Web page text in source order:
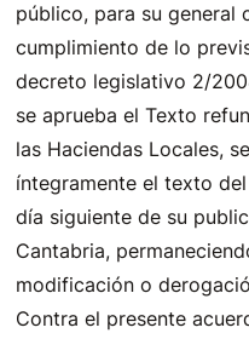
público, para su general
cumplimiento de lo
decreto legislativo 2/
se aprueba el Texto
las Haciendas Locales,
íntegramente el texto
día siguiente de su
Cantabria,
modificación o
Contra el presente